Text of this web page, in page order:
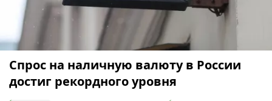
Спрос на наличную валюту в России
достиг рекордного уровня